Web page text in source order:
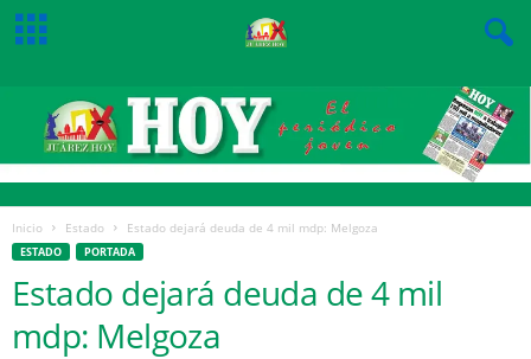
Inicio Estado Estado dejará deuda de 4 mil mdp: Melgoza
ESTADO PORTADA
Estado dejará deuda de 4 mil
mdp: Melgoza